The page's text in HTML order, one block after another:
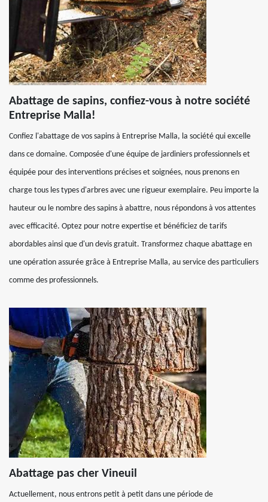
Abattage de sapins, confiez-vous à notre société
Entreprise Malla!
Confiez l'abattage de vos sapins à Entreprise Malla, la société qui excelle
dans ce domaine. Composée d'une équipe de jardiniers professionnels et
équipée pour des interventions précises et soignées, nous prenons en
charge tous les types d'arbres avec une rigueur exemplaire. Peu importe la
hauteur ou le nombre des sapins à abattre, nous répondons à vos attentes
avec efficacité. Optez pour notre expertise et bénéficiez de tarifs
abordables ainsi que d'un devis gratuit. Transformez chaque abattage en
une opération assurée grâce à Entreprise Malla, au service des particuliers
comme des professionnels.
Abattage pas cher Vineuil
Actuellement, nous entrons petit à petit dans une période de